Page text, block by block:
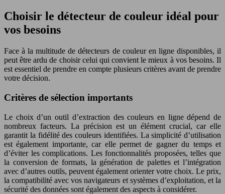
Choisir le détecteur de couleur idéal pour
vos besoins
Face à la multitude de détecteurs de couleur en ligne disponibles, il
peut être ardu de choisir celui qui convient le mieux à vos besoins. Il
est essentiel de prendre en compte plusieurs critères avant de prendre
votre décision.
Critères de sélection importants
Le choix d’un outil d’extraction des couleurs en ligne dépend de
nombreux facteurs. La précision est un élément crucial, car elle
garantit la fidélité des couleurs identifiées. La simplicité d’utilisation
est également importante, car elle permet de gagner du temps et
d’éviter les complications. Les fonctionnalités proposées, telles que
la conversion de formats, la génération de palettes et l’intégration
avec d’autres outils, peuvent également orienter votre choix. Le prix,
la compatibilité avec vos navigateurs et systèmes d’exploitation, et la
sécurité des données sont également des aspects à considérer.